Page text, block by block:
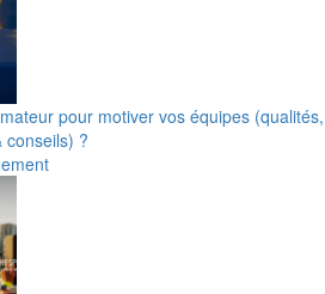
pour motiver vos équipes (qualités,
conseils) ?